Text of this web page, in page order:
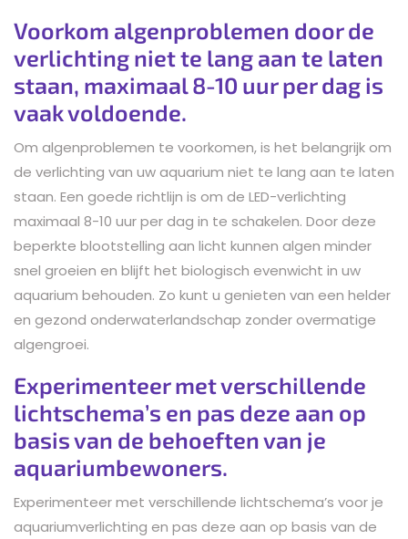
Voorkom algenproblemen door de
verlichting niet te lang aan te laten
staan, maximaal 8-10 uur per dag is
vaak voldoende.
Om algenproblemen te voorkomen, is het belangrijk om
de verlichting van uw aquarium niet te lang aan te laten
staan. Een goede richtlijn is om de LED-verlichting
maximaal 8-10 uur per dag in te schakelen. Door deze
beperkte blootstelling aan licht kunnen algen minder
snel groeien en blijft het biologisch evenwicht in uw
aquarium behouden. Zo kunt u genieten van een helder
en gezond onderwaterlandschap zonder overmatige
algengroei.
Experimenteer met verschillende
lichtschema’s en pas deze aan op
basis van de behoeften van je
aquariumbewoners.
Experimenteer met verschillende lichtschema’s voor je
aquariumverlichting en pas deze aan op basis van de